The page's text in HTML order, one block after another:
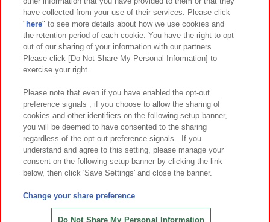
関連会社 サステナビリティ サイトポリシー
プライバシーポリシー ウェブアクセシビリティ方針と検証結果
お取引先さまとともに
カスタマーハラスメント対応方針 よくあるご質問・お問い合わせ
©Bandai Namco Amusement Inc.
©Bandai Namco Amusement Lab Inc.
©HANAYASHIKI Co., Ltd. All Rights Reserved.
have collected from your use of their services. Please click
" here" to see more details about how we use cookies and
the retention period of each cookie. You have the right to opt
out of our sharing of your information with our partners.
Please click [Do Not Share My Personal Information] to
exercise your right.
Please note that even if you have enabled the opt-out
preference signals , if you choose to allow the sharing of
cookies and other identifiers on the following setup banner,
you will be deemed to have consented to the sharing
regardless of the opt-out preference signals . If you
understand and agree to this setting, please manage your
consent on the following setup banner by clicking the link
below, then click 'Save Settings' and close the banner.
Change your share preference
Do Not Share My Personal Information